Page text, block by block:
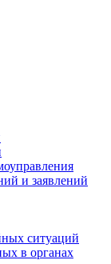
и заявлений
ситуаций
в органах